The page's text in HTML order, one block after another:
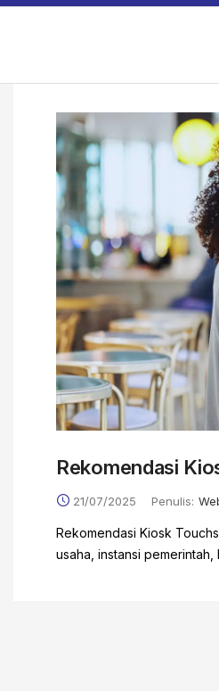
Rekomendasi
21/07/2025 Penulis:
Rekomendasi Kiosk
usaha, instansi